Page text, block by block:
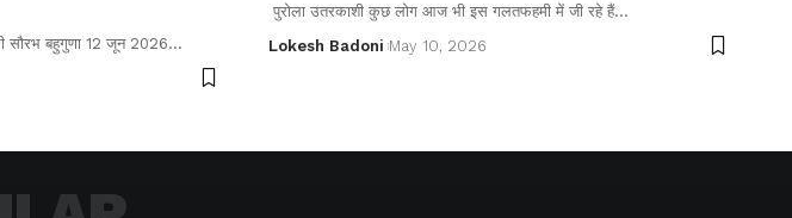
सौरभ बहुगुणा 12 जून 2026…
पुरोला उतरकाशी कुछ लोग आज भी इस गलतफहमी में जी रहे हैं…
Lokesh Badoni May 10, 2026